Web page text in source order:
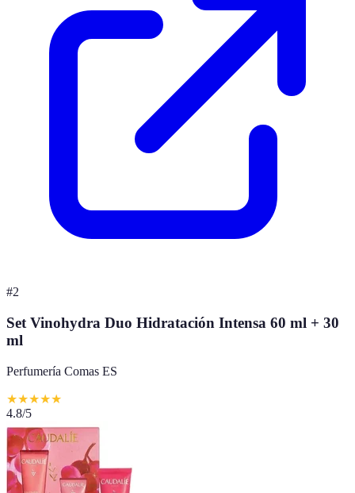
#2
Set Vinohydra Duo Hidratación Intensa 60 ml + 30
ml
Perfumería Comas ES
★★★★★
4.8/5